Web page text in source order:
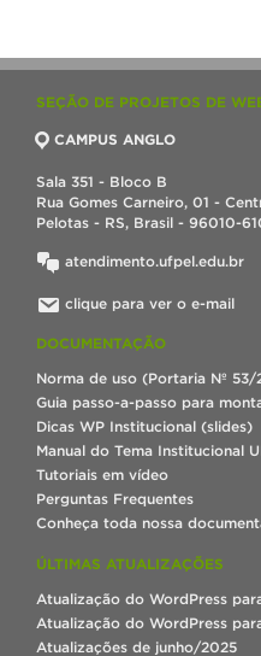
SEÇÃO DE PROJETOS DE
CAMPUS ANGLO
Sala 351 - Bloco B
Rua Gomes Carneiro, 01 -
Pelotas - RS, Brasil - 96010-
atendimento.ufpel.edu.br
clique para ver o e-mail
DOCUMENTAÇÃO
Norma de uso (Portaria Nº 53/
Guia passo-a-passo para
Dicas WP Institucional (slides)
Manual do Tema Institucional
Tutoriais em vídeo
Perguntas Frequentes
Conheça toda nossa
ÚLTIMAS ATUALIZAÇÕES
Atualização do WordPress
Atualização do WordPress
Atualizações de junho/2025